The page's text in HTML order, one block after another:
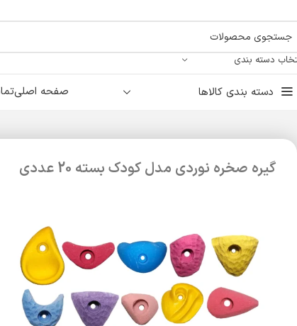
دسته بندی
دسته بندی کالاها صفحه اصلی
گیره صخره نوردی مدل کودک بسته 20 عددی